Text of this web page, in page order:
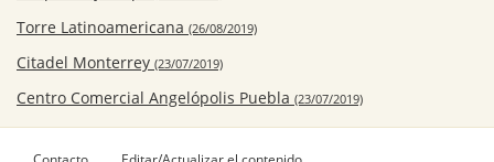
Torre Latinoamericana (26/08/2019)
Citadel Monterrey (23/07/2019)
Centro Comercial Angelópolis Puebla (23/07/2019)